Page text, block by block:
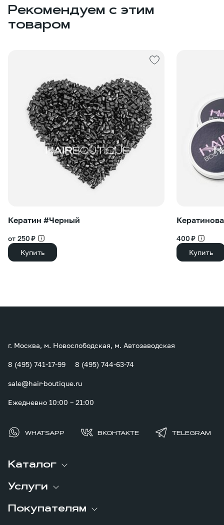
Рекомендуем с этим
товаром
Кератин #Черный
от 250 ₽
Купить
400 ₽
Купить
Каталог
Услуги
Покупателям
г. Москва, м. Новослободская, м. Автозаводская
8 (495) 741-17-99 8 (495) 744-63-74
sale@hair-boutique.ru
Ежедневно 10:00 – 21:00
WHATSAPP ВКОНТАКТЕ TELEGRAM